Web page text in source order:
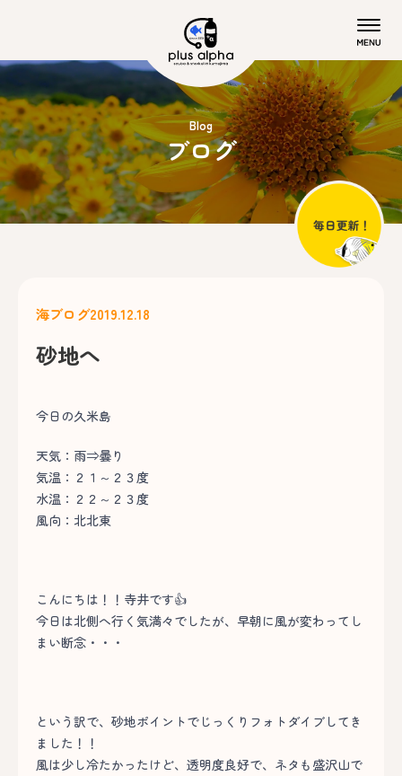
Blog
ブログ
海ブログ2019.12.18
砂地へ
今日の久米島
天気：雨⇒曇り
気温：２１～２３度
水温：２２～２３度
風向：北北東
こんにちは！！寺井です👍
今日は北側へ行く気満々でしたが、早朝に風が変わってし
まい断念・・・
という訳で、砂地ポイントでじっくりフォトダイブしてき
ました！！
風は少し冷たかったけど、透明度良好で、ネタも盛沢山で